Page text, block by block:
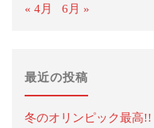
« 4月 6月 »
最近の投稿
冬のオリンピック最高!!